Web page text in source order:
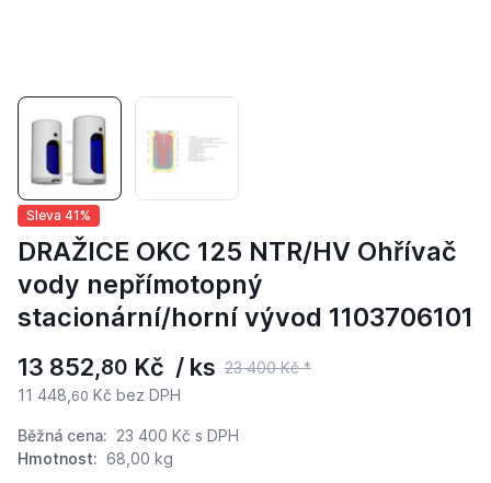
Sleva 41%
DRAŽICE OKC 125 NTR/HV Ohřívač
vody nepřímotopný
stacionární/horní vývod 1103706101
13 852,80 Kč / ks 23 400 Kč *
11 448, 60 Kč bez DPH
Běžná cena: 23 400 Kč s DPH
Hmotnost: 68,00 kg